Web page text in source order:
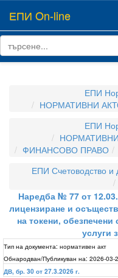
ЕПИ On-line
ЕПИ
НОРМАТИВНИ
ЕПИ
ФИНАНСОВО ПРАВО
ЕПИ Счетоводство и
Наредба № 77 от
лицензиране и
на токени,
услуги
Тип на документа: нормативен акт
Обнародван/Публикуван на: 2026-03-
ДВ, бр. 30 от 27.3.2026 г.